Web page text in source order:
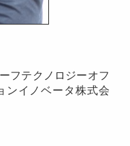
フテクノロジーオフ
イノベータ株式会